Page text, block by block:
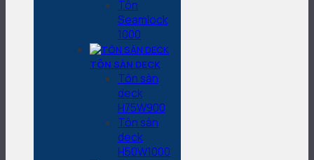
Tôn
Seamlock
1000
TÔN SÀN DECK
Tôn sàn
deck
H75W900
Tôn sàn
deck
H50W1000